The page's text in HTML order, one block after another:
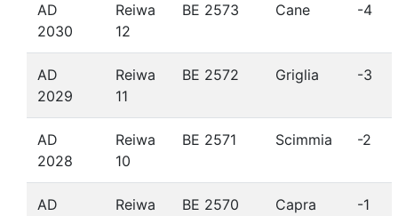
AD
2030
Reiwa
12
BE 2573 Cane -4
AD
2029
Reiwa
11
BE 2572 Griglia -3
AD
2028
Reiwa
10
BE 2571 Scimmia -2
AD
Reiwa
BE 2570 Capra -1